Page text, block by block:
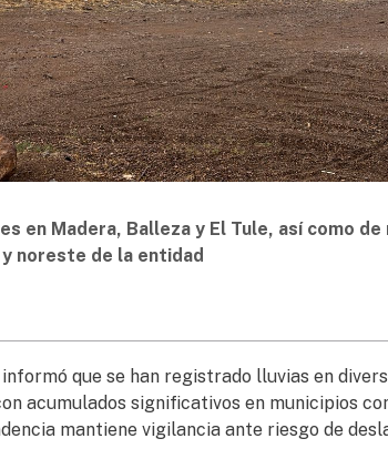
Madera, Balleza y El Tule, así como de
noreste de la entidad
que se han registrado lluvias en
acumulados significativos en municipios
mantiene vigilancia ante riesgo de